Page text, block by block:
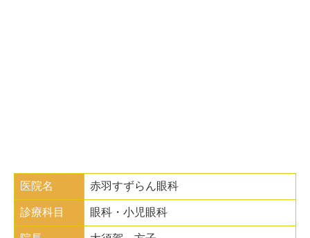
医院名 赤羽すずらん眼科
診療科目 眼科・小児眼科